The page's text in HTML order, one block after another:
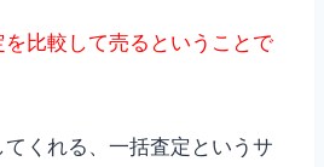
比較して売るということで
くれる、一括査定というサ